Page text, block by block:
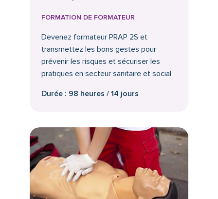
FORMATION DE FORMATEUR
Devenez formateur PRAP 2S et
transmettez les bons gestes pour
prévenir les risques et sécuriser les
pratiques en secteur sanitaire et social
Durée : 98 heures / 14 jours